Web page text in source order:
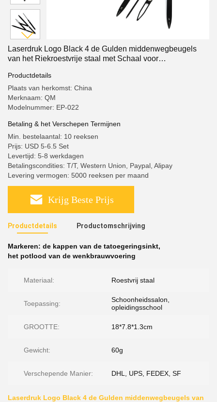
Laserdruk Logo Black 4 de Gulden middenwegbeugels
van het Riekroestvrije staal met Schaal voor
Productdetails
Plaats van herkomst: China
Merknaam: QM
Modelnummer: EP-022
Betaling & het Verschepen Termijnen
Min. bestelaantal: 10 reeksen
Prijs: USD 5-6.5 Set
Levertijd: 5-8 werkdagen
Betalingscondities: T/T, Western Union, Paypal, Alipay
Levering vermogen: 5000 reeksen per maand
Krijg Beste Prijs
Productdetails Productomschrijving
Markeren: de kappen van de tatoegeringsinkt,
het potlood van de wenkbrauwvoering
Materiaal: Roestvrij staal
Toepassing:
Schoonheidssalon,
opleidingsschool
GROOTTE: 18*7.8*1.3cm
Gewicht: 60g
Verschepende Manier: DHL, UPS, FEDEX, SF
Laserdruk Logo Black 4 de Gulden middenwegbeugels van